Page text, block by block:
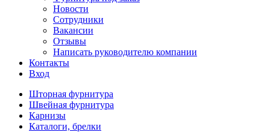
Новости
Сотрудники
Вакансии
Отзывы
Написать руководителю компании
Контакты
Вход
Шторная фурнитура
Швейная фурнитура
Карнизы
Каталоги, брелки